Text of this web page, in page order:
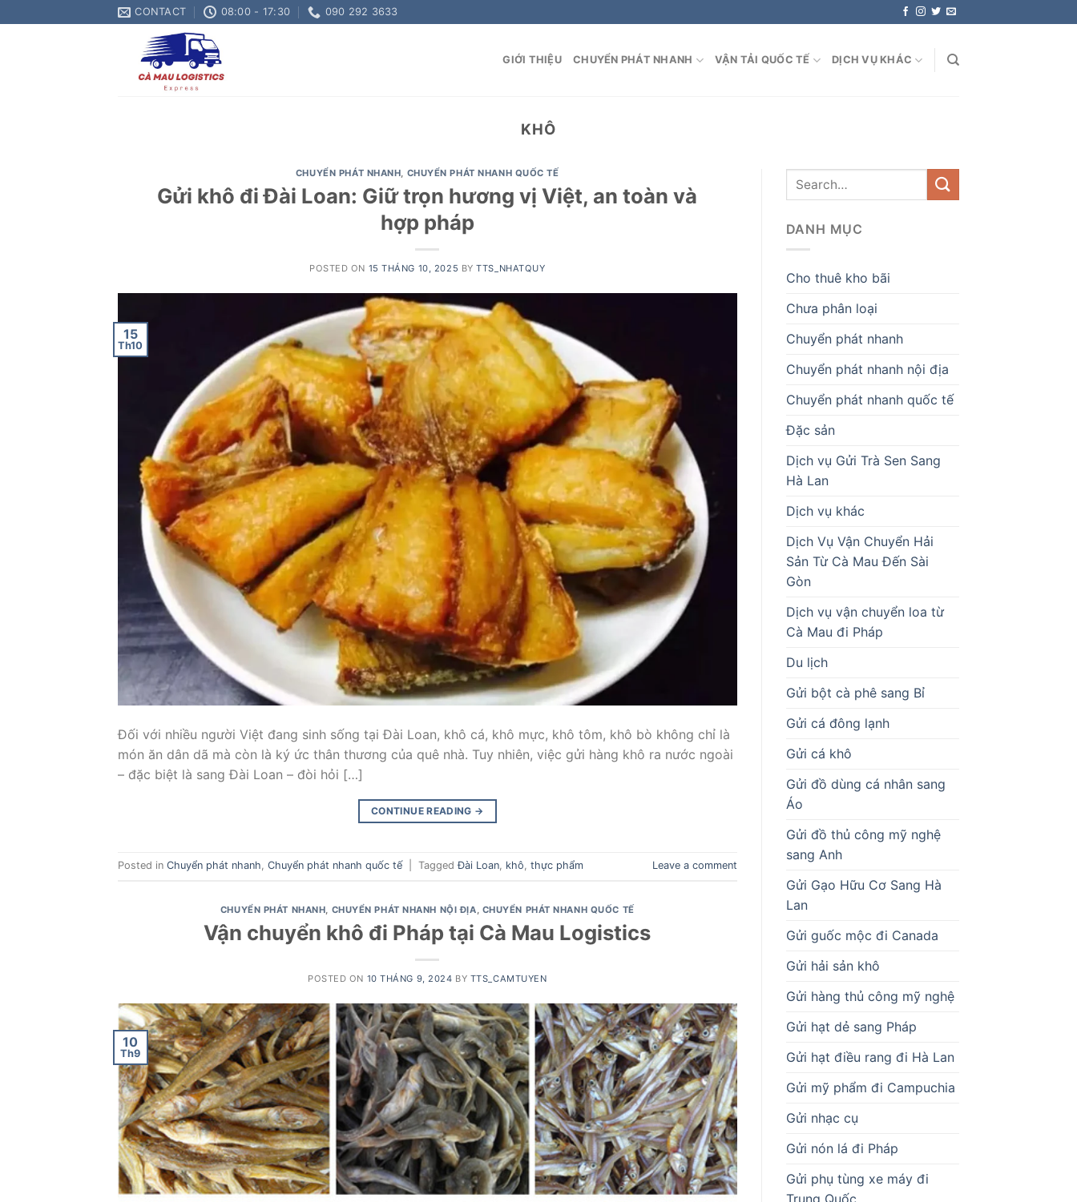
to
CONTACT 08:00 - 17:30 090 292 3633
GIỚI THIỆU CHUYỂN PHÁT NHANH VẬN TẢI QUỐC TẾ DỊCH VỤ KHÁC
KHÔ
CHUYỂN PHÁT NHANH, CHUYỂN PHÁT NHANH QUỐC TẾ
Gửi khô đi Đài Loan: Giữ trọn hương vị Việt, an toàn và
hợp pháp
POSTED ON 15 THÁNG 10, 2025 BYTTS_NHATQUY
15
Th10
Đối với nhiều người Việt đang sinh sống tại Đài Loan, khô cá, khô mực, khô tôm, khô bò không chỉ là
món ăn dân dã mà còn là ký ức thân thương của quê nhà. Tuy nhiên, việc gửi hàng khô ra nước ngoài
– đặc biệt là sang Đài Loan – đòi hỏi […]
CONTINUE READING →
Posted in Chuyển phát nhanh, Chuyển phát nhanh quốc tế TaggedĐài Loan, khô, thực phẩm Leave a comment
CHUYỂN PHÁT NHANH, CHUYỂN PHÁT NHANH NỘI ĐỊA, CHUYỂN PHÁT NHANH QUỐC TẾ
Vận chuyển khô đi Pháp tại Cà Mau Logistics
POSTED ON 10 THÁNG 9, 2024 BY TTS_CAMTUYEN
10
Th9
DANH MỤC
Cho thuê kho bãi
Chưa phân loại
Chuyển phát nhanh
Chuyển phát nhanh nội địa
Chuyển phát nhanh quốc tế
Đặc sản
Dịch vụ Gửi Trà Sen Sang
Hà Lan
Dịch vụ khác
Dịch Vụ Vận Chuyển Hải
Sản Từ Cà Mau Đến Sài
Gòn
Dịch vụ vận chuyển loa từ
Cà Mau đi Pháp
Du lịch
Gửi bột cà phê sang Bỉ
Gửi cá đông lạnh
Gửi cá khô
Gửi đồ dùng cá nhân sang
Áo
Gửi đồ thủ công mỹ nghệ
sang Anh
Gửi Gạo Hữu Cơ Sang Hà
Lan
Gửi guốc mộc đi Canada
Gửi hải sản khô
Gửi hàng thủ công mỹ nghệ
Gửi hạt dẻ sang Pháp
Gửi hạt điều rang đi Hà Lan
Gửi mỹ phẩm đi Campuchia
Gửi nhạc cụ
Gửi nón lá đi Pháp
Gửi phụ tùng xe máy đi
Trung Quốc